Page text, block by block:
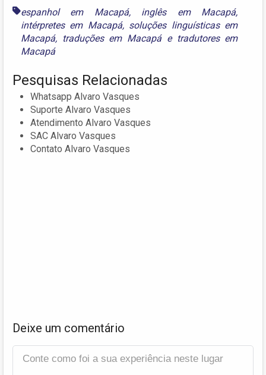
espanhol em Macapá, inglês em Macapá,
intérpretes em Macapá, soluções linguísticas em
Macapá, traduções em Macapáe tradutores em
Macapá
Pesquisas Relacionadas
Whatsapp Alvaro Vasques
Suporte Alvaro Vasques
Atendimento Alvaro Vasques
SAC Alvaro Vasques
Contato Alvaro Vasques
Deixe um comentário